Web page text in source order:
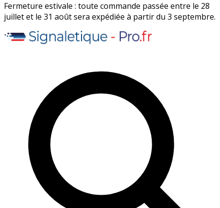
Fermeture estivale : toute commande passée entre le 28
juillet et le 31 août sera expédiée à partir du 3 septembre.